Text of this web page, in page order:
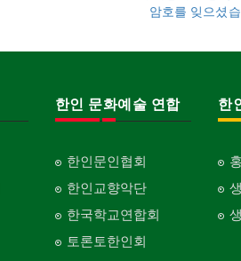
암호를 잊으셨
한인 문화예술 연합
한인문인협회
한인교향악단
한국학교연합회
토론토한인회
한